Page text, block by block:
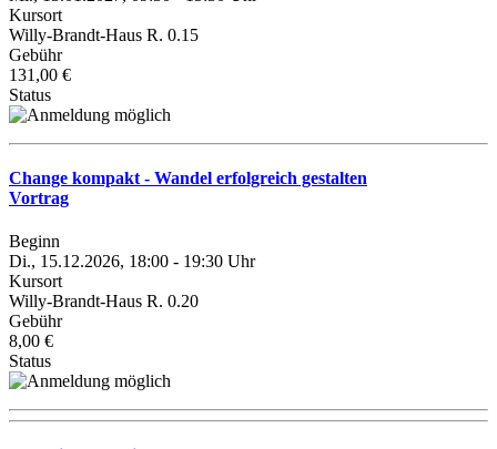
Kursort
Willy-Brandt-Haus R. 0.15
Gebühr
131,00 €
Status
Change kompakt - Wandel erfolgreich gestalten
Vortrag
Beginn
Di., 15.12.2026, 18:00 - 19:30 Uhr
Kursort
Willy-Brandt-Haus R. 0.20
Gebühr
8,00 €
Status